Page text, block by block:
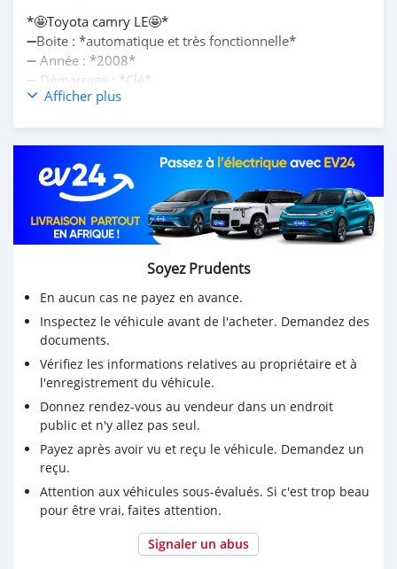
*🤩Toyota camry LE🤩*
➖Boite : *automatique et très fonctionnelle*
➖ Année : *2008*
➖ Démarrage : *Clé*
➖Pneus : *En forme*
➖ Peinture : *Kabo kabo*
➖ série : *BS*
➖Pièces : *A jours*
➖Moteur : *4cylindre et très très en forme*
*✨NB: Mécanicien + le cash svp. La voiture n'a rien.
Venez avec 100 mécaniciens✨*
Afficher plus
Soyez Prudents
En aucun cas ne payez en avance.
Inspectez le véhicule avant de l'acheter. Demandez des
documents.
Vérifiez les informations relatives au propriétaire et à
l'enregistrement du véhicule.
Donnez rendez-vous au vendeur dans un endroit
public et n'y allez pas seul.
Payez après avoir vu et reçu le véhicule. Demandez un
reçu.
Attention aux véhicules sous-évalués. Si c'est trop beau
pour être vrai, faites attention.
Signaler un abus